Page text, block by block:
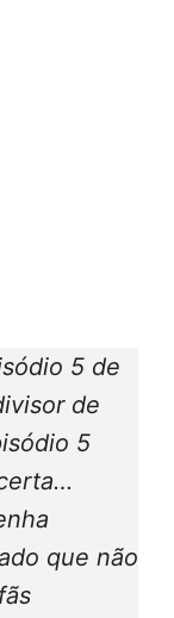
5 de
de
5
que não